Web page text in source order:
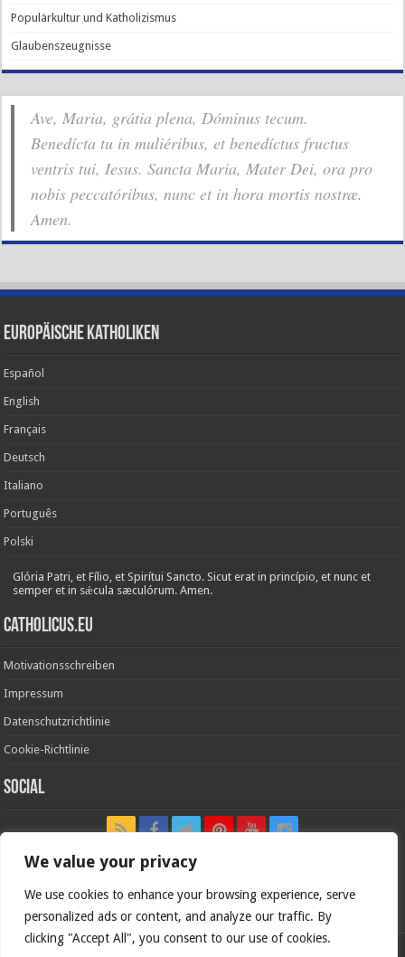
We value your privacy
We use cookies to enhance your browsing experience, serve
personalized ads or content, and analyze our traffic. By
clicking "Accept All", you consent to our use of cookies.
Populärkultur und Katholizismus
Glaubenszeugnisse
Ave, Maria, grátia plena, Dóminus tecum.
Benedícta tu in muliéribus, et benedíctus fructus
ventris tui, Iesus. Sancta Maria, Mater Dei, ora pro
nobis pec­ca­tóribus, nunc et in hora mortis nostræ.
Amen.
Europäische Katholiken
Español
English
Français
Deutsch
Italiano
Português
Polski
Glória Patri, et Fílio, et Spirítui Sancto. Sicut erat in princípio, et nunc et
semper et in sǽcula sæculórum. Amen.
Catholicus.eu
Motivationsschreiben
Impressum
Datenschutzrichtlinie
Cookie-Richtlinie
Social
In nómine Patris, et Fílii, et Spíritus Sancti. Amen.